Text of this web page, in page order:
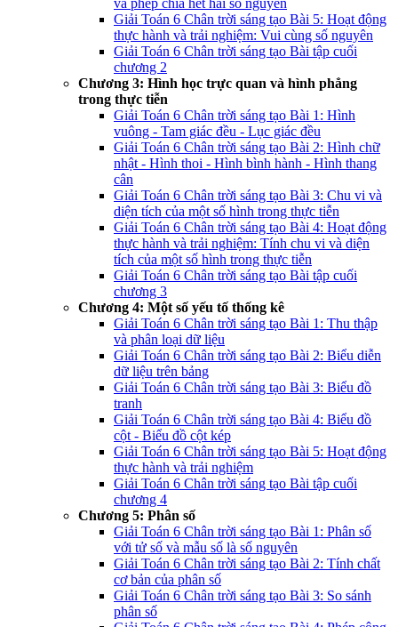
Giải Toán 6 Chân trời sáng tạo Bài 5: Hoạt động
thực hành và trải nghiệm: Vui cùng số nguyên
Giải Toán 6 Chân trời sáng tạo Bài tập cuối
chương 2
Chương 3: Hình học trực quan và hình phẳng
trong thực tiễn
Giải Toán 6 Chân trời sáng tạo Bài 1: Hình
vuông - Tam giác đều - Lục giác đều
Giải Toán 6 Chân trời sáng tạo Bài 2: Hình chữ
nhật - Hình thoi - Hình bình hành - Hình thang
cân
Giải Toán 6 Chân trời sáng tạo Bài 3: Chu vi và
diện tích của một số hình trong thực tiễn
Giải Toán 6 Chân trời sáng tạo Bài 4: Hoạt động
thực hành và trải nghiệm: Tính chu vi và diện
tích của một số hình trong thực tiễn
Giải Toán 6 Chân trời sáng tạo Bài tập cuối
chương 3
Chương 4: Một số yếu tố thống kê
Giải Toán 6 Chân trời sáng tạo Bài 1: Thu thập
và phân loại dữ liệu
Giải Toán 6 Chân trời sáng tạo Bài 2: Biểu diễn
dữ liệu trên bảng
Giải Toán 6 Chân trời sáng tạo Bài 3: Biểu đồ
tranh
Giải Toán 6 Chân trời sáng tạo Bài 4: Biểu đồ
cột - Biểu đồ cột kép
Giải Toán 6 Chân trời sáng tạo Bài 5: Hoạt động
thực hành và trải nghiệm
Giải Toán 6 Chân trời sáng tạo Bài tập cuối
chương 4
Chương 5: Phân số
Giải Toán 6 Chân trời sáng tạo Bài 1: Phân số
với tử số và mẫu số là số nguyên
Giải Toán 6 Chân trời sáng tạo Bài 2: Tính chất
cơ bản của phân số
Giải Toán 6 Chân trời sáng tạo Bài 3: So sánh
phân số